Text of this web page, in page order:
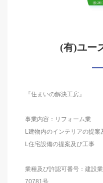
(有)ユー
『住まいの解決工房』
事業内容：リフォーム業
L建物内のインテリアの提案
L住宅設備の提案及び工事
業種及び許認可番号：建設
70781号